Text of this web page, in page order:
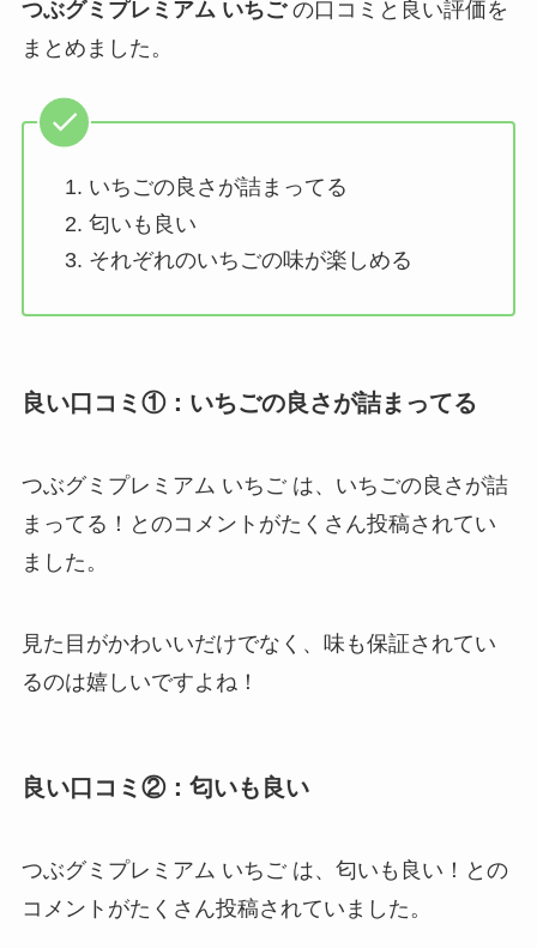
つぶグミプレミアム いちご の口コミと良い評価を
まとめました。
いちごの良さが詰まってる
匂いも良い
それぞれのいちごの味が楽しめる
良い口コミ①：いちごの良さが詰まってる
つぶグミプレミアム いちご は、いちごの良さが詰
まってる！とのコメントがたくさん投稿されてい
ました。
見た目がかわいいだけでなく、味も保証されてい
るのは嬉しいですよね！
良い口コミ②：匂いも良い
つぶグミプレミアム いちご は、匂いも良い！との
コメントがたくさん投稿されていました。